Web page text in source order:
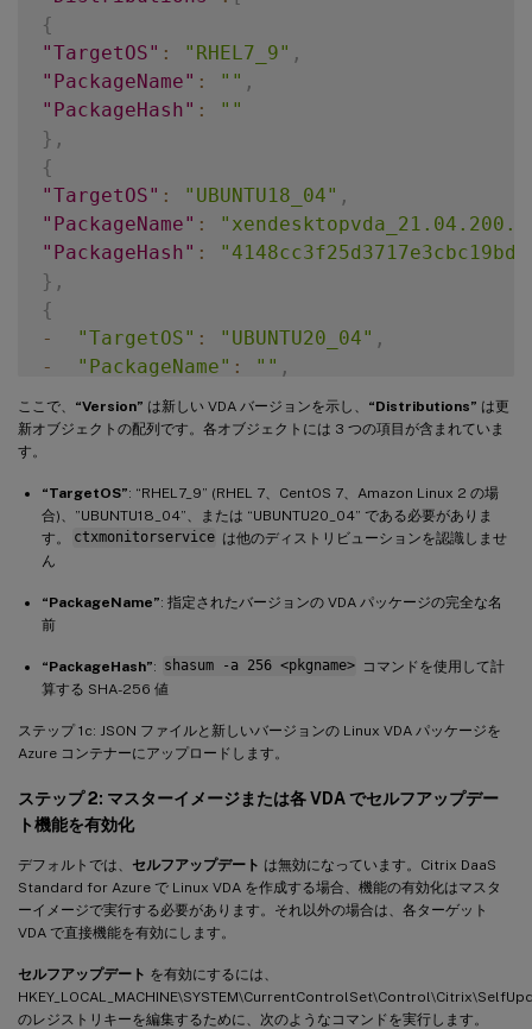
{
"TargetOS" : "RHEL7_9" ,
"PackageName" : "" ,
"PackageHash" :
""
} ,
{
"TargetOS" : "UBUNTU18_04" ,
"PackageName" :
"PackageHash" :
} ,
{
-
"TargetOS" : "UBUNTU20_04" ,
-
"PackageName" : "" ,
"PackageHash"
}
ここで、 “Version” は新しい VDA バージョンを示し、 “Distributions” は更
新オブジェクトの配列です。各オブジェクトには 3 つの項目が含まれていま
す。
“TargetOS”: “RHEL7_9” (RHEL 7、CentOS 7、Amazon Linux 2 の場
合)、”UBUNTU18_04”、または “UBUNTU20_04” である必要がありま
す。
ctxmonitorservice は他のディストリビューションを認識しませ
ん
“PackageName”: 指定されたバージョンの VDA パッケージの完全な名
前
“PackageHash”: shasum -a 256 <pkgname> コマンドを使用して計
算する SHA-256 値
ステップ 1c: JSON ファイルと新しいバージョンの Linux VDA パッケージを
Azure コンテナーにアップロードします。
ステップ 2: マスターイメージまたは各 VDA でセルフアップデー
ト機能を有効化
デフォルトでは、 セルフアップデート は無効になっています。Citrix DaaS
Standard for Azure で Linux VDA を作成する場合、機能の有効化はマスタ
ーイメージで実行する必要があります。それ以外の場合は、各ターゲット
VDA で直接機能を有効にします。
セルフアップデート を有効にするには、
のレジストリキーを編集するために、次のようなコマンドを実行します。